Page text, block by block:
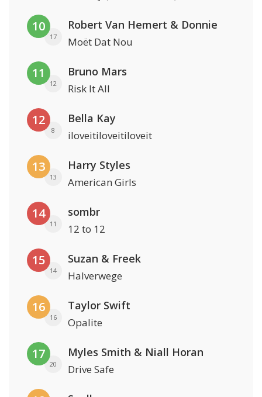
10
17
Robert Van Hemert & Donnie
Moët Dat Nou
11
12
Bruno Mars
Risk It All
12
8
Bella Kay
iloveitiloveitiloveit
13
13
Harry Styles
American Girls
14
11
sombr
12 to 12
15
14
Suzan & Freek
Halverwege
16
16
Taylor Swift
Opalite
17
20
Myles Smith & Niall Horan
Drive Safe